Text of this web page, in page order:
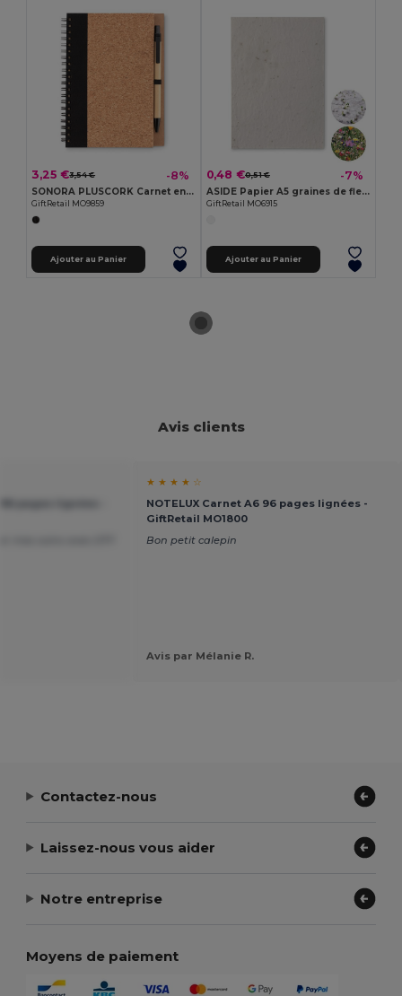
3,25 €3,54 € -8%
SONORA PLUSCORK Carnet en liège avec stylo
GiftRetail MO9859
Ajouter au Panier
0,48 €0,51 € -7%
ASIDE Papier A5 graines de fleurs
GiftRetail MO6915
Ajouter au Panier
Avis clients
★ ★ ★ ★ ☆
NOTELUX Carnet A6 96 pages lignées -
GiftRetail MO1800
Bon petit calepin
Avis par Mélanie R.
Contactez-nous
Laissez-nous vous aider
Notre entreprise
Moyens de paiement